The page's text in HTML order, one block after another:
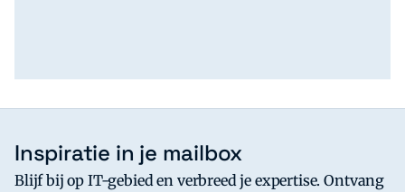
Inspiratie in je mailbox
Blijf bij op IT-gebied en verbreed je expertise. Ontvang